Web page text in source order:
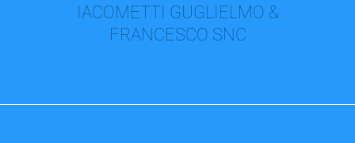
IACOMETTI GUGLIELMO &
FRANCESCO SNC